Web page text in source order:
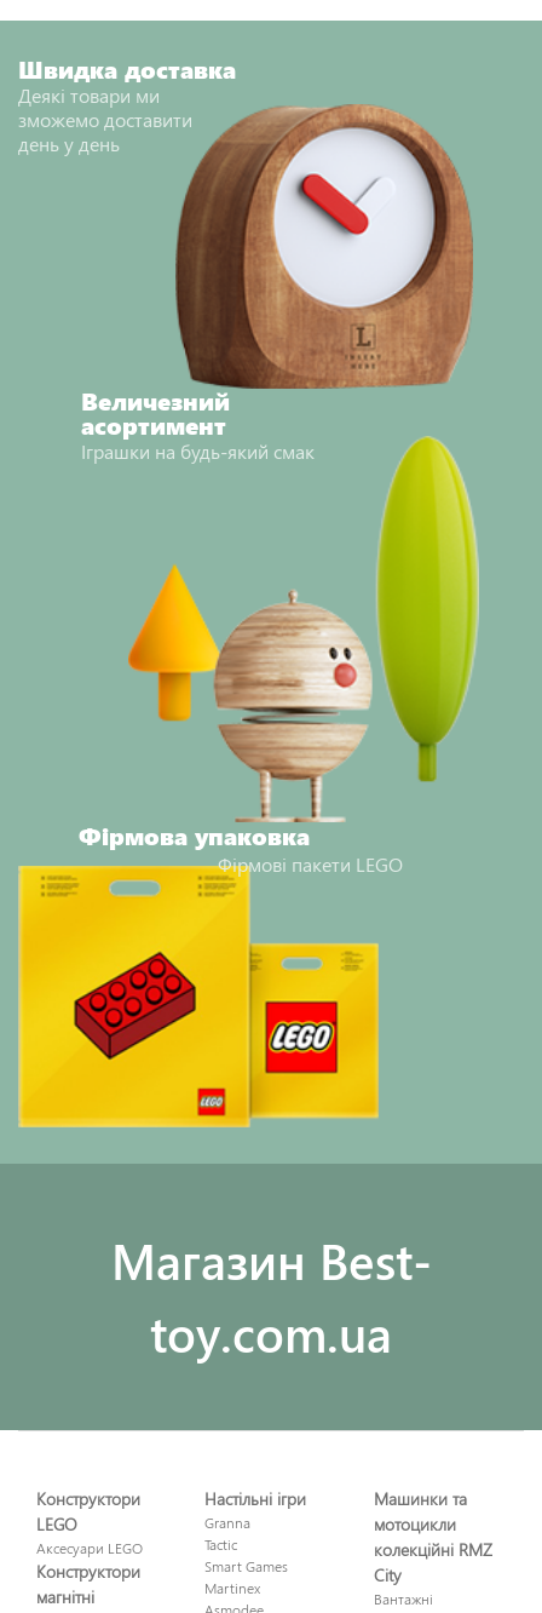
Швидка доставка
Деякі товари ми
зможемо доставити
день у день
Величезний
асортимент
Іграшки на будь-який смак
Фірмова упаковка
Фірмові пакети LEGO
Maгазин Best-
toy.com.ua
Конструктори
LEGO
Аксесуари LEGO
Конструктори
магнітні
Настільні ігри
Granna
Tactic
Smart Games
Martinex
Asmodee
Машинки та
мотоцикли
колекційні RMZ
City
Вантажні